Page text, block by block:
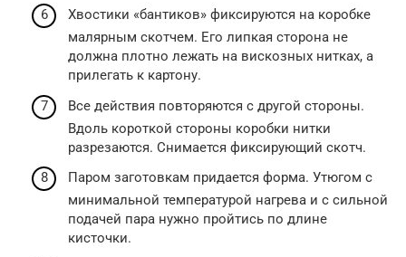
Хвостики «бантиков» фиксируются на коробке
малярным скотчем. Его липкая сторона не
должна плотно лежать на вискозных нитках, а
прилегать к картону.
Все действия повторяются с другой стороны.
Вдоль короткой стороны коробки нитки
разрезаются. Снимается фиксирующий скотч.
Паром заготовкам придается форма. Утюгом с
минимальной температурой нагрева и с сильной
подачей пара нужно пройтись по длине
кисточки.